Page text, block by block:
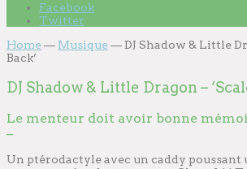
Facebook
Twitter
Home— Musique—DJ Shadow & Little
Back’
DJ Shadow & Little Dragon –
Le menteur doit avoir bonne
–
Un ptérodactyle avec un caddy